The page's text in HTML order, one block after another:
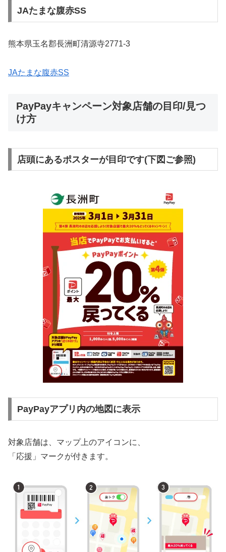
JAたまな腹赤SS
熊本県玉名郡長洲町清源寺2771-3
JAたまな腹赤SS
PayPayキャンペーン対象店舗の目印/見つ
け方
店頭にあるポスターが目印です(下図ご参照)
PayPayアプリ内の地図に表示
対象店舗は、マップ上のアイコンに、
「応援」マークが付きます。